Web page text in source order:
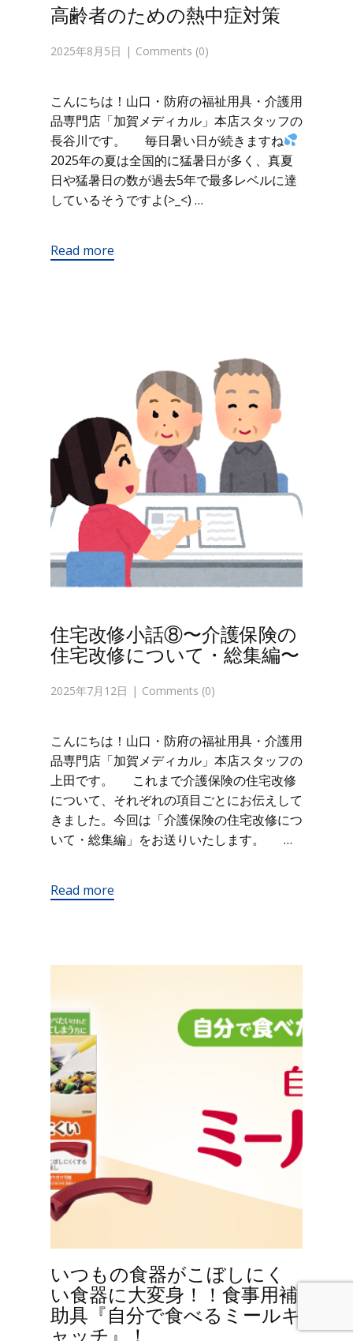
高齢者のための熱中症対策
2025年8月5日 Comments (0)
こんにちは！山口・防府の福祉用具・介護用
品専門店「加賀メディカル」本店スタッフの
長谷川です。 毎日暑い日が続きますね
2025年の夏は全国的に猛暑日が多く、真夏
日や猛暑日の数が過去5年で最多レベルに達
しているそうですよ(>_<) …
Read more
住宅改修小話⑧〜介護保険の
住宅改修について・総集編〜
2025年7月12日 Comments (0)
こんにちは！山口・防府の福祉用具・介護用
品専門店「加賀メディカル」本店スタッフの
上田です。 これまで介護保険の住宅改修
について、それぞれの項目ごとにお伝えして
きました。今回は「介護保険の住宅改修につ
いて・総集編」をお送りいたします。 …
Read more
いつもの食器がこぼしにく
い食器に大変身！！食事用補
助具『自分で食べるミールキ
ャッチ』！